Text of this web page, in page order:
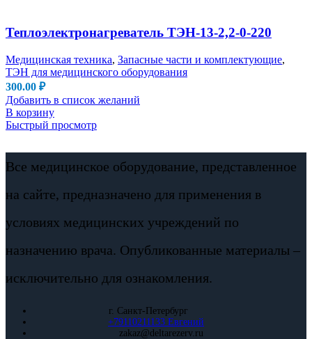
Теплоэлектронагреватель ТЭН-13-2,2-0-220
Медицинская техника, Запасные части и комплектующие,
ТЭН для медицинского оборудования
300.00 ₽
Добавить в список желаний
В корзину
Быстрый просмотр
Все медицинское оборудование, представленное
на сайте, предназначено для применения в
условиях медицинских учреждений по
назначению врача. Опубликованные материалы –
исключительно для ознакомления.
г. Санкт-Петербург
+79110211133 Евгений
zakaz@deltarezerv.ru